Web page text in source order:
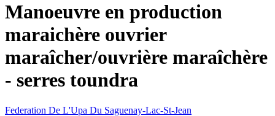
Manoeuvre en production
maraichère ouvrier
maraîcher/ouvrière maraîchère
- serres toundra
Federation De L'Upa Du Saguenay-Lac-St-Jean